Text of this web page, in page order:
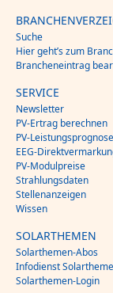
Suche
Hier geht’s zum
Brancheneintrag
SERVICE
Newsletter
PV-Ertrag berechnen
PV-Leistungsprognose
EEG-
PV-Modulpreise
Strahlungsdaten
Stellenanzeigen
Wissen
SOLARTHEMEN
Solarthemen-Abos
Infodienst
Solarthemen-Login